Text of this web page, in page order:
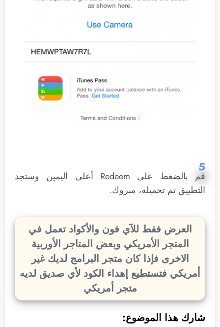
5
قم بالضغط على Redeem أعلى اليمين وستجد
التطبيق تم تحميله، مبروك.
العرض فقط للآي فون والأكواد تعمل في
المتجر الأمريكي وبعض المتاجر الأوربية
الاخرى فإذا كان متجر البرامج لديك غير
أمريكي فتستطيع إهداء الكود لأي صديق لديه
متجر أمريكي
شارك هذا الموضوع: